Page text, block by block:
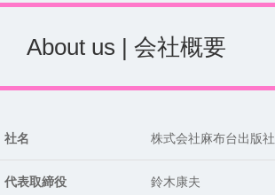
About us | 会社概要
社名 株式会社麻布台出版社
代表取締役 鈴木康夫